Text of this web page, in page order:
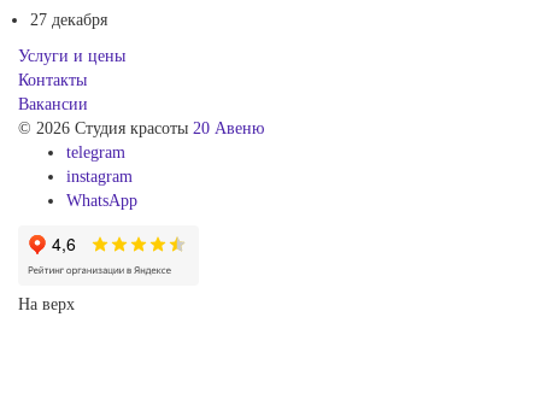
27 декабря
Услуги и цены
Контакты
Вакансии
© 2026 Студия красоты 20 Авеню
telegram
instagram
WhatsApp
На верх